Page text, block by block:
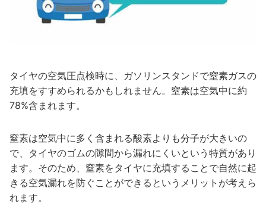
タイヤの空気圧点検時に、ガソリンスタンドで窒素ガスの
充填をすすめられるかもしれません。窒素は空気中に約
78%含まれます。
窒素は空気中に多く含まれる酸素よりも分子が大きいの
で、タイヤのゴムの隙間から漏れにくいという特質があり
ます。そのため、窒素をタイヤに充填することで自然に起
きる空気漏れを防ぐことができるというメリットが考えら
れます。